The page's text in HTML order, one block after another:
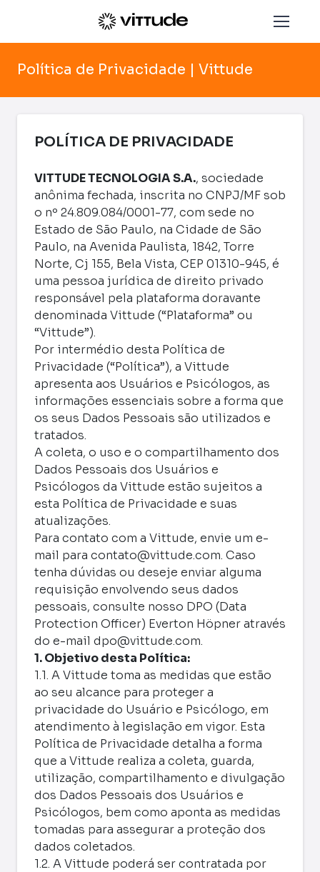
Política de Privacidade | Vittude
POLÍTICA DE PRIVACIDADE
VITTUDE TECNOLOGIA S.A., sociedade
anônima fechada, inscrita no CNPJ/MF sob
o nº 24.809.084/0001-77, com sede no
Estado de São Paulo, na Cidade de São
Paulo, na Avenida Paulista, 1842, Torre
Norte, Cj 155, Bela Vista, CEP 01310-945, é
uma pessoa jurídica de direito privado
responsável pela plataforma doravante
denominada Vittude (“Plataforma” ou
“Vittude”).
Por intermédio desta Política de
Privacidade (“Política”), a Vittude
apresenta aos Usuários e Psicólogos, as
informações essenciais sobre a forma que
os seus Dados Pessoais são utilizados e
tratados.
A coleta, o uso e o compartilhamento dos
Dados Pessoais dos Usuários e
Psicólogos da Vittude estão sujeitos a
esta Política de Privacidade e suas
atualizações.
Para contato com a Vittude, envie um e-
mail para contato@vittude.com. Caso
tenha dúvidas ou deseje enviar alguma
requisição envolvendo seus dados
pessoais, consulte nosso DPO (Data
Protection Officer) Everton Höpner através
do e-mail dpo@vittude.com.
1. Objetivo desta Política:
1.1. A Vittude toma as medidas que estão
ao seu alcance para proteger a
privacidade do Usuário e Psicólogo, em
atendimento à legislação em vigor. Esta
Política de Privacidade detalha a forma
que a Vittude realiza a coleta, guarda,
utilização, compartilhamento e divulgação
dos Dados Pessoais dos Usuários e
Psicólogos, bem como aponta as medidas
tomadas para assegurar a proteção dos
dados coletados.
1.2. A Vittude poderá ser contratada por